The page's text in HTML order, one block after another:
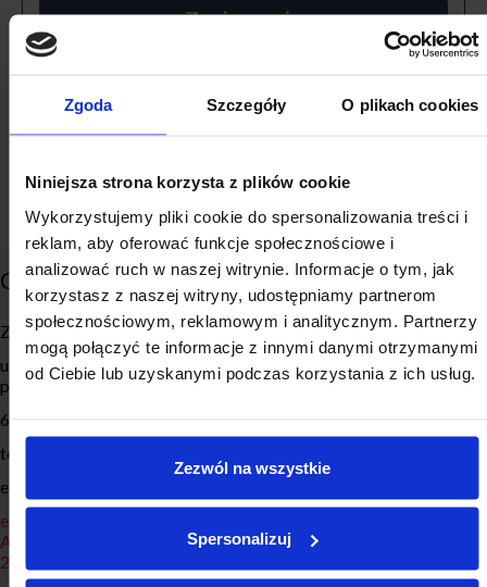
Zgoda Szczegóły O plikach cookies
Niniejsza strona korzysta z plików cookie
Wykorzystujemy pliki cookie do spersonalizowania treści i
reklam, aby oferować funkcje społecznościowe i
analizować ruch w naszej witrynie. Informacje o tym, jak
korzystasz z naszej witryny, udostępniamy partnerom
społecznościowym, reklamowym i analitycznym. Partnerzy
mogą połączyć te informacje z innymi danymi otrzymanymi
od Ciebie lub uzyskanymi podczas korzystania z ich usług.
Zezwól na wszystkie
Spersonalizuj
Zapisz mnie
zgodę na posługiwanie się danymi osobowymi w celu
Więcej informacji o ochronie danych osobowych
CONTACT
Związek Miast Polskich
ul. Roosevelta 18 (Globis, 8.
piętro)
60-829 Poznań
tel. 61 633 50 50
e-mail: biuro@zmp.poznan.pl
e-doręczenia:
AE:PL-77885-98583-DBUIG-
20
ZMP SERVICES
Empirie
Local Development Monitor
Education
Transformacja Energetyczna
Cities Archive